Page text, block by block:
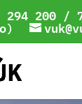
294 200 /